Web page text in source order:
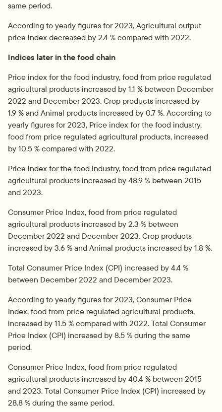
same period.
According to yearly figures for 2023, Agricultural output
price index decreased by 2.4 % compared with 2022.
Indices later in the food chain
Price index for the food industry, food from price regulated
agricultural products increased by 1.1 % between December
2022 and December 2023. Crop products increased by
1.9 % and Animal products increased by 0.7 %. According to
yearly figures for 2023, Price index for the food industry,
food from price regulated agricultural products, increased
by 10.5 % compared with 2022.
Price index for the food industry, food from price regulated
agricultural products increased by 48.9 % between 2015
and 2023.
Consumer Price Index, food from price regulated
agricultural products increased by 2.3 % between
December 2022 and December 2023. Crop products
increased by 3.6 % and Animal products increased by 1.8 %.
Total Consumer Price Index (CPI) increased by 4.4 %
between December 2022 and December 2023.
According to yearly figures for 2023, Consumer Price
Index, food from price regulated agricultural products,
increased by 11.5 % compared with 2022. Total Consumer
Price Index (CPI) increased by 8.5 % during the same
period.
Consumer Price Index, food from price regulated
agricultural products increased by 40.4 % between 2015
and 2023. Total Consumer Price Index (CPI) increased by
28.8 % during the same period.